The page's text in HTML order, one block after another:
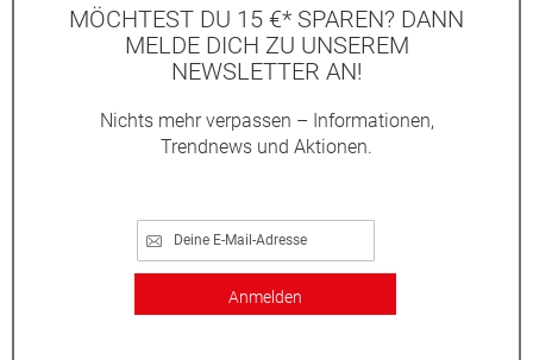
MÖCHTEST DU 15 €* SPAREN? DANN
MELDE DICH ZU UNSEREM
NEWSLETTER AN!
Nichts mehr verpassen – Informationen,
Trendnews und Aktionen.
Anmelden